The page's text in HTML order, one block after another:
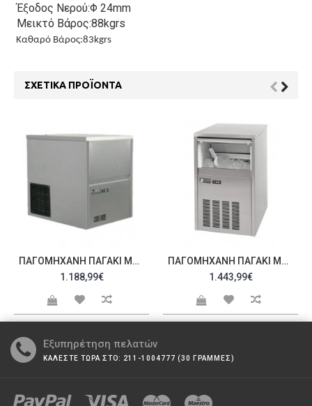
Έξοδος Νερού:Φ 24mm
Μεικτό Βάρος:88kgrs
Καθαρό Βάρος:83kgrs
ΣΧΕΤΙΚΆ ΠΡΟΪΌΝΤΑ
ΠΑΓΟΜΗΧΑΝΉ ΠΑΓΆΚΙ ΜΕ ΤΡΎΠΑ ΚΑΙ ΣΥΜΠΑΓΈΣ ΠΑΓΆΚΙ 30KG C/M300
1.188,99€
ΠΑΓΟΜΗΧΑΝΉ ΠΑΓΆΚΙ ΜΕ ΤΡΎΠΑ ΚΑΙ ΣΥΜΠΑΓΈΣ ΠΑΓΆΚΙ 40KG C/M400
1.443,99€
Εξυπηρέτηση πελατών
ΚΑΛΕΣΤΕ ΤΩΡΑ ΣΤΟ: 211-1004777 (30 ΓΡΑΜΜΕΣ)